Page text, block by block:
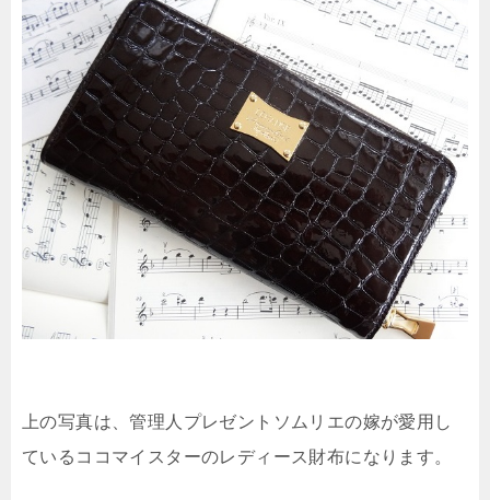
上の写真は、管理人プレゼントソムリエの嫁が愛用し
ているココマイスターのレディース財布になります。